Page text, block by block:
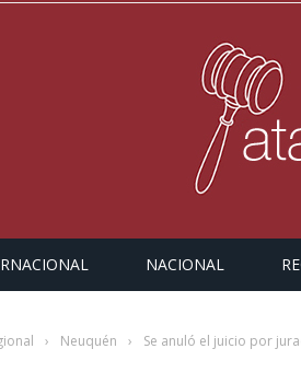
NACIONAL
› Neuquén › Se anuló el juicio por